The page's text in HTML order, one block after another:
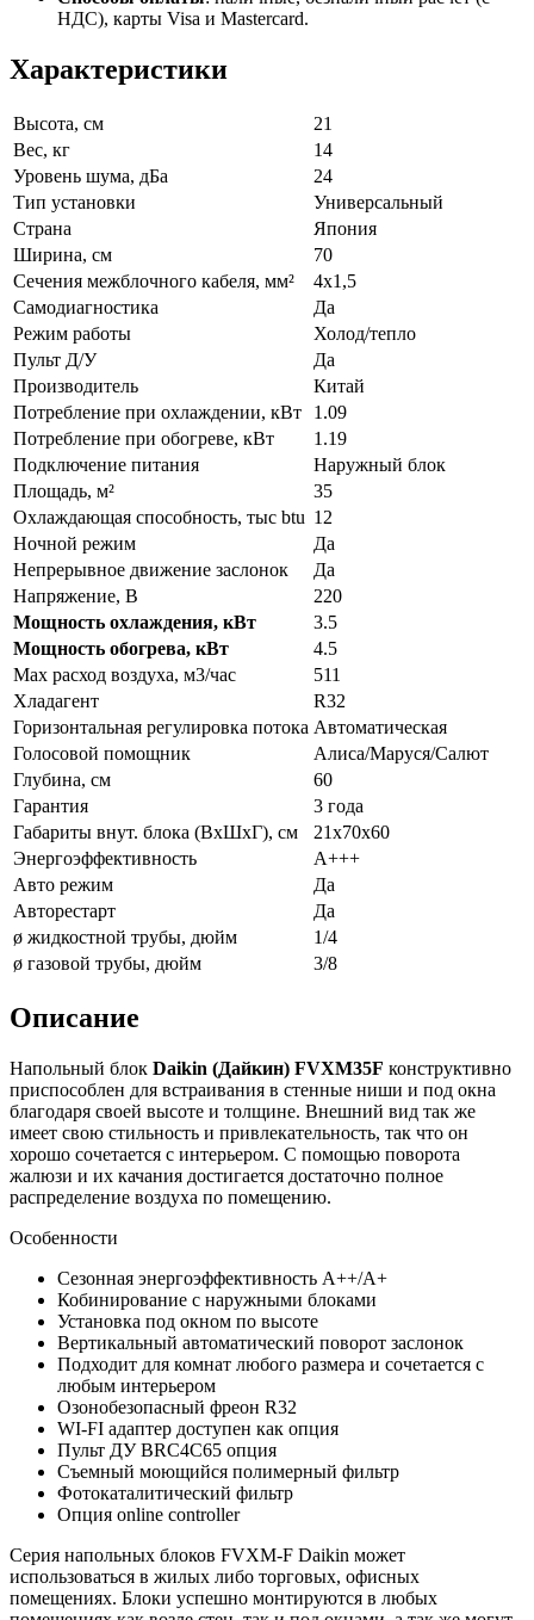
НДС), карты Visa и Mastercard.
Характеристики
Высота, см
21
Вес, кг
14
Уровень шума, дБа
24
Тип установки
Универсальный
Страна
Япония
Ширина, см
70
Сечения межблочного кабеля, мм²
4х1,5
Самодиагностика
Да
Режим работы
Холод/тепло
Пульт Д/У
Да
Производитель
Китай
Потребление при охлаждении, кВт
1.09
Потребление при обогреве, кВт
1.19
Подключение питания
Наружный блок
Площадь, м²
35
Охлаждающая способность, тыс btu 12
Ночной режим
Да
Непрерывное движение заслонок
Да
Напряжение, В
220
Мощность охлаждения, кВт
3.5
Мощность обогрева, кВт
4.5
Max расход воздуха, м3/час
511
Хладагент
R32
Горизонтальная регулировка потока Автоматическая
Голосовой помощник
Алиса/Маруся/Салют
Глубина, см
60
Гарантия
3 года
Габариты внут. блока (ВхШхГ), см
21х70х60
Энергоэффективность
A+++
Авто режим
Да
Авторестарт
Да
ø жидкостной трубы, дюйм
1/4
ø газовой трубы, дюйм
3/8
Описание
Напольный блок Daikin (Дайкин) FVXM35F конструктивно
приспособлен для встраивания в стенные ниши и под окна
благодаря своей высоте и толщине. Внешний вид так же
имеет свою стильность и привлекательность, так что он
хорошо сочетается с интерьером. С помощью поворота
жалюзи и их качания достигается достаточно полное
распределение воздуха по помещению.
Особенности
Сезонная энергоэффективность А++/А+
Кобинирование с наружными блоками
Установка под окном по высоте
Вертикальный автоматический поворот заслонок
Подходит для комнат любого размера и сочетается с
любым интерьером
Озонобезопасный фреон R32
WI-FI адаптер доступен как опция
Пульт ДУ BRC4C65 опция
Съемный моющийся полимерный фильтр
Фотокаталитический фильтр
Опция online controller
Серия напольных блоков FVXM-F Daikin может
использоваться в жилых либо торговых, офисных
помещениях. Блоки успешно монтируются в любых